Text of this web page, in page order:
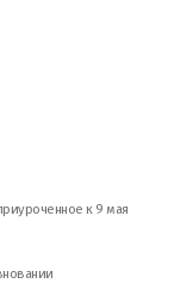
к 9 мая